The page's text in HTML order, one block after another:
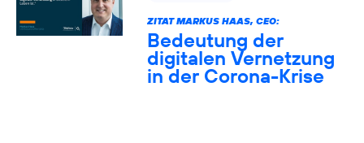
ZITAT MARKUS HAAS, CEO:
Bedeutung der
digitalen Vernetzung
in der Corona-Krise